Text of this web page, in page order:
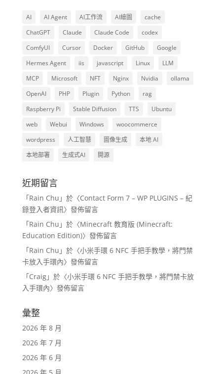
AI AI Agent AI工作流 AI繪圖
cache
ChatGPT
Claude Claude Code
codex
ComfyUI
Cursor Docker GitHub
Google
Hermes Agent
iis javascript Linux
LLM
MCP
Microsoft NFT Nginx Nvidia
ollama
OpenAI
PHP Plugin Python
rag
Raspberry Pi
Stable Diffusion TTS
Ubuntu
web
Webui Windows
woocommerce
wordpress
人工智慧 圖像生成
本地 AI
本地部署
生成式AI 開源
近期留言
「Rain Chu 」於〈Contact Form 7 – WP PLUGINS – 紀
錄登入者資訊〉發佈留言
「Rain Chu 」於〈Minecraft 教育版 (Minecraft:
Education Edition)〉發佈留言
「Rain Chu 」於〈小米手環 6 NFC 手把手教學，將門禁
卡放入手環內〉發佈留言
「Craig」於〈小米手環 6 NFC 手把手教學，將門禁卡放
入手環內〉發佈留言
彙整
2026 年 8 月
2026 年 7 月
2026 年 6 月